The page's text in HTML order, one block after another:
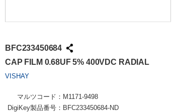
BFC233450684
CAP FILM 0.68UF 5% 400VDC RADIAL
VISHAY
マルツコード： M1171-9498
DigiKey製品番号： BFC233450684-ND